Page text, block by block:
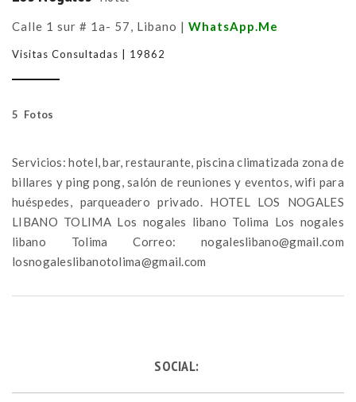
Calle 1 sur # 1a- 57, Libano | WhatsApp.Me
Visitas Consultadas | 19862
5 Fotos
Servicios: hotel, bar, restaurante, piscina climatizada zona de
billares y ping pong, salón de reuniones y eventos, wifi para
huéspedes, parqueadero privado. HOTEL LOS NOGALES
LIBANO TOLIMA Los nogales libano Tolima Los nogales
libano Tolima Correo: nogaleslibano@gmail.com
losnogaleslibanotolima@gmail.com
SOCIAL: